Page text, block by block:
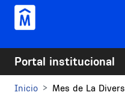
Pasar al contenido principal
Portal institucional
Inicio Mes de La